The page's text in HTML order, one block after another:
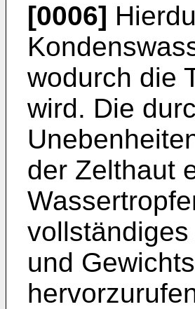
[0006]
wodurch die
wird. Die
der Zelthaut
und